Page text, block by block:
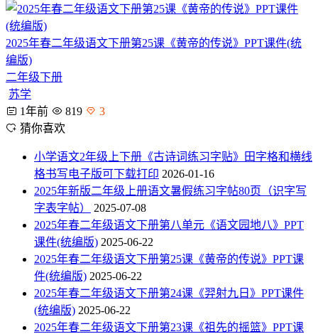
2025年春二年级语文下册第25课《黄帝的传说》PPT课件(统
编版)
二年级下册
苏学
1年前
819
3
猜你喜欢
小学语文2年级上下册《古诗词练习字贴》田字格和横线
格书写电子版可下载打印 2026-01-16
2025年新版二年级上册语文暑假练习字帖80页（识字写
字表字帖）
2025-07-08
2025年春二年级语文下册第八单元《语文园地八》PPT
课件(统编版) 2025-06-22
2025年春二年级语文下册第25课《黄帝的传说》PPT课
件(统编版) 2025-06-22
2025年春二年级语文下册第24课《羿射九日》PPT课件
(统编版) 2025-06-22
2025年春二年级语文下册第23课《祖先的摇篮》PPT课